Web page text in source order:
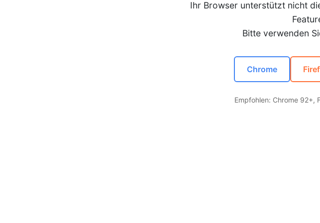
Ihr Browser unterstützt nicht
Bitte verwenden
Chrome
Empfohlen: Chrome 92+,